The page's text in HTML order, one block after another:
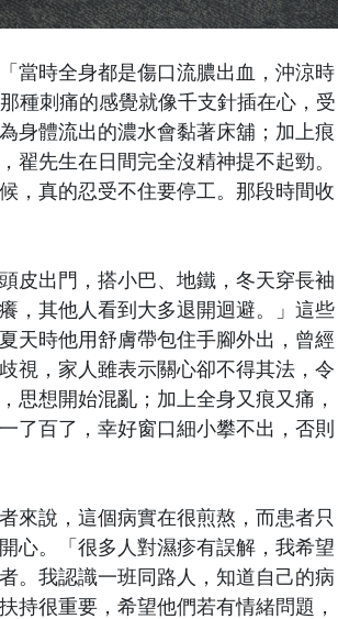
當時全身都是傷口流膿出血，沖涼時
種刺痛的感覺就像千支針插在心，受
身體流出的濃水會黏著床舖；加上痕
翟先生在日間完全沒精神提不起勁。
，真的忍受不住要停工。那段時間收
皮出門，搭小巴、地鐵，冬天穿長袖
，其他人看到大多退開迴避。」這些
天時他用舒膚帶包住手腳外出，曾經
視，家人雖表示關心卻不得其法，令
思想開始混亂；加上全身又痕又痛，
了百了，幸好窗口細小攀不出，否則
來說，這個病實在很煎熬，而患者只
心。「很多人對濕疹有誤解，我希望
。我認識一班同路人，知道自己的病
持很重要，希望他們若有情緒問題，